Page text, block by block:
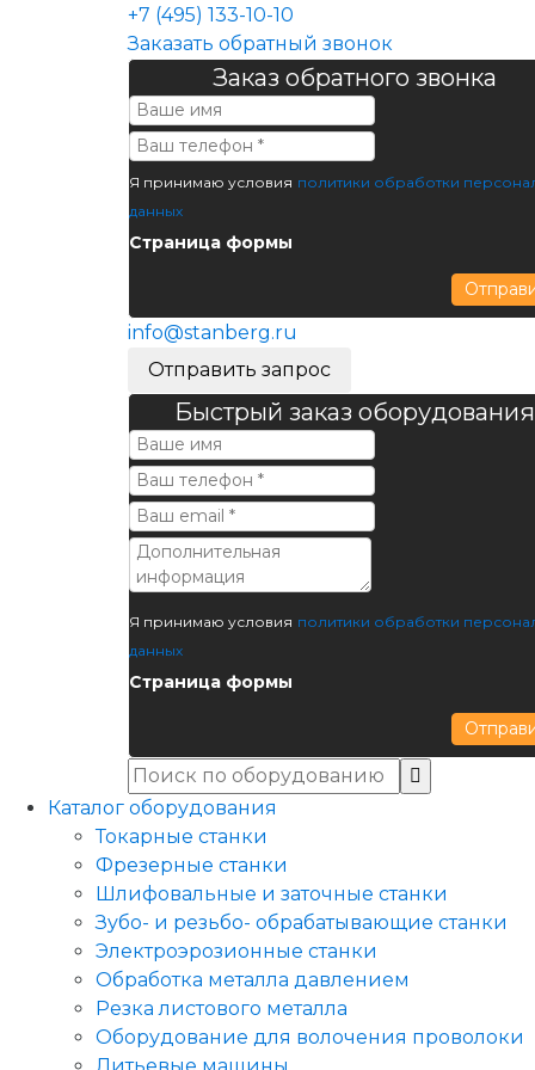
+7 (495) 133-10-10
Заказать обратный звонок
Заказ обратного звонка
Я принимаю условия политики обработки
данных
Страница формы
info@stanberg.ru
Отправить запрос
Быстрый заказ оборудования
Я принимаю условия политики обработки
данных
Страница формы
Каталог оборудования
Токарные станки
Фрезерные станки
Шлифовальные и заточные станки
Зубо- и резьбо- обрабатывающие станки
Электроэрозионные станки
Обработка металла давлением
Резка листового металла
Оборудование для волочения проволоки